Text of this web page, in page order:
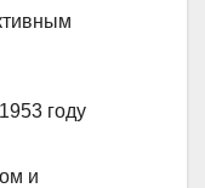
году
и